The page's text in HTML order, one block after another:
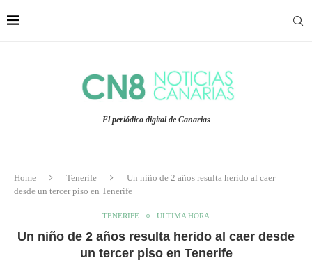
El periódico digital de Canarias
Home Tenerife
Un niño de 2 años resulta herido al caer
desde un tercer piso en Tenerife
TENERIFE ULTIMA HORA
Un niño de 2 años resulta herido al caer desde
un tercer piso en Tenerife